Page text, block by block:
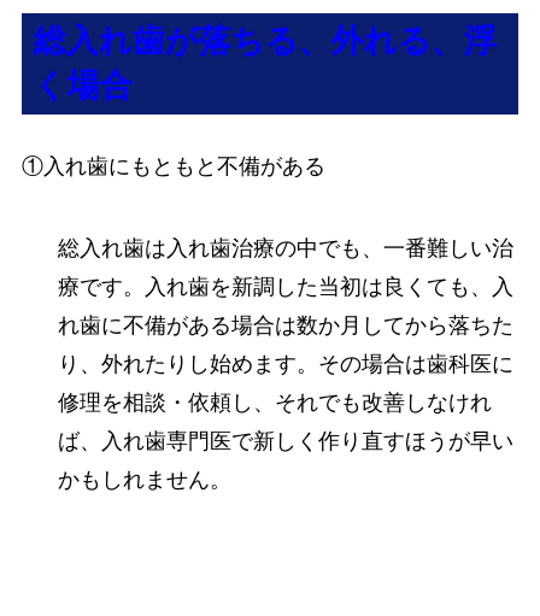
総入れ歯が落ちる、外れる、浮
く場合
①入れ歯にもともと不備がある
総入れ歯は入れ歯治療の中でも、一番難しい治
療です。入れ歯を新調した当初は良くても、入
れ歯に不備がある場合は数か月してから落ちた
り、外れたりし始めます。その場合は歯科医に
修理を相談・依頼し、それでも改善しなけれ
ば、入れ歯専門医で新しく作り直すほうが早い
かもしれません。